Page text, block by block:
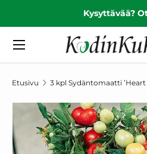
SIIRRY SISÄLTÖÖN
Kysyttävää?
Hae
Valikko
Etusivu 3 kpl Sydäntomaatti ’Heart
SIIRRY TUOTETIETOIHIN